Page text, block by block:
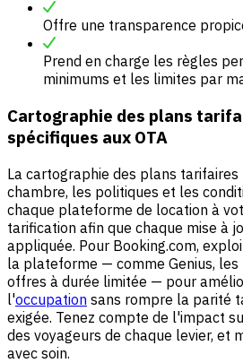
Offre une transparence
Prend en charge les règles
minimums et les limites par
Cartographie des plans
spécifiques aux OTA
La cartographie des plans
chambre, les politiques et les
chaque plateforme de location à
tarification afin que chaque mise à
appliquée. Pour Booking.com,
la plateforme — comme Genius,
offres à durée limitée — pour
l'occupation sans rompre la parité
exigée. Tenez compte de l'impact
des voyageurs de chaque levier, et
avec soin.